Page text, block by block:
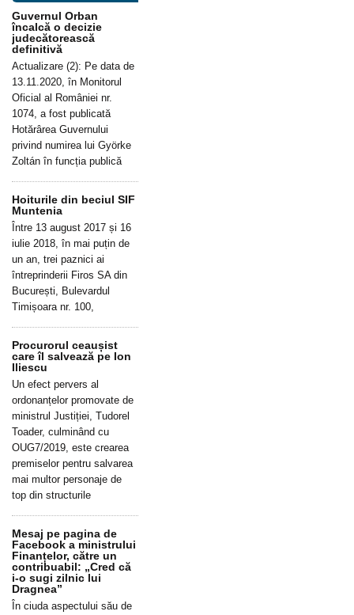
Guvernul Orban
încalcă o decizie
judecătorească
definitivă
Actualizare (2): Pe data de
13.11.2020, în Monitorul
Oficial al României nr.
1074, a fost publicată
Hotărârea Guvernului
privind numirea lui Györke
Zoltán în funcția publică
Hoiturile din beciul SIF
Muntenia
Între 13 august 2017 și 16
iulie 2018, în mai puțin de
un an, trei paznici ai
întreprinderii Firos SA din
București, Bulevardul
Timișoara nr. 100,
Procurorul ceaușist
care îl salvează pe Ion
Iliescu
Un efect pervers al
ordonanțelor promovate de
ministrul Justiției, Tudorel
Toader, culminând cu
OUG7/2019, este crearea
premiselor pentru salvarea
mai multor personaje de
top din structurile
Mesaj pe pagina de
Facebook a ministrului
Finanțelor, către un
contribuabil: „Cred că
i-o sugi zilnic lui
Dragnea”
În ciuda aspectului său de